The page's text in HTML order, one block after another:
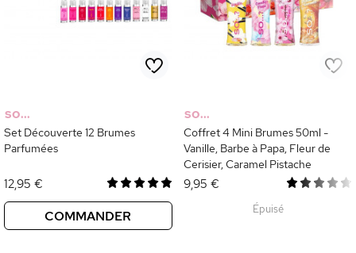
SO...
Set Découverte 12 Brumes
Parfumées
12,95 €
COMMANDER
SO...
Coffret 4 Mini Brumes 50ml -
Vanille, Barbe à Papa, Fleur de
Cerisier, Caramel Pistache
9,95 €
Épuisé